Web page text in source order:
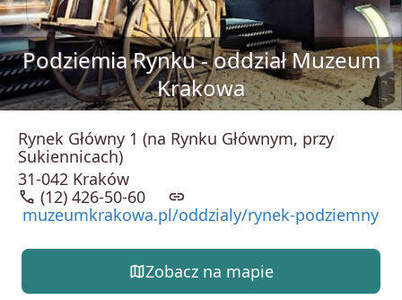
Podziemia Rynku - oddział Muzeum
Krakowa
Rynek Główny 1 (na Rynku Głównym, przy
Sukiennicach)
31-042 Kraków
call (12) 426-50-60
link
muzeumkrakowa.pl/oddzialy/rynek-podziemny
mapZobacz na mapie